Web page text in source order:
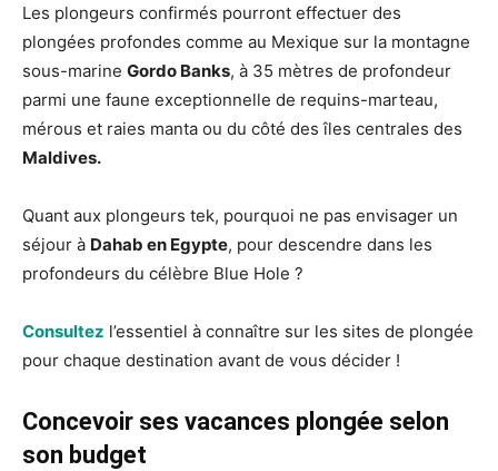
Les plongeurs confirmés pourront effectuer des
plongées profondes comme au Mexique sur la montagne
sous-marine Gordo Banks, à 35 mètres de profondeur
parmi une faune exceptionnelle de requins-marteau,
mérous et raies manta ou du côté des îles centrales des
Maldives.
Quant aux plongeurs tek, pourquoi ne pas envisager un
séjour à Dahab en Egypte, pour descendre dans les
profondeurs du célèbre Blue Hole ?
Consultez l’essentiel à connaître sur les sites de plongée
pour chaque destination avant de vous décider !
Concevoir ses vacances plongée selon
son budget